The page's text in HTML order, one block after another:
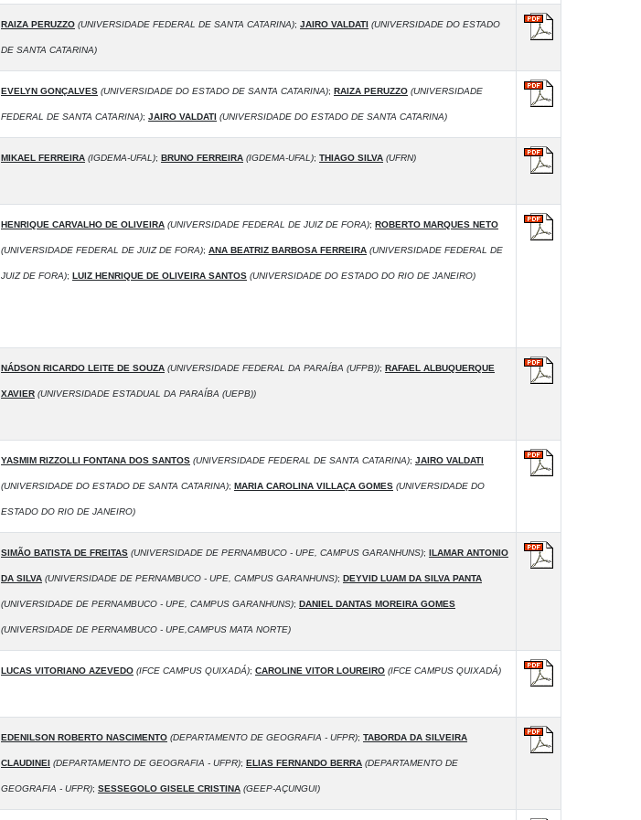
RAIZA PERUZZO (UNIVERSIDADE FEDERAL DE SANTA CATARINA); JAIRO VALDATI (UNIVERSIDADE DO ESTADO
DE SANTA CATARINA)
EVELYN GONÇALVES (UNIVERSIDADE DO ESTADO DE SANTA CATARINA); RAIZA PERUZZO (UNIVERSIDADE
FEDERAL DE SANTA CATARINA); JAIRO VALDATI (UNIVERSIDADE DO ESTADO DE SANTA CATARINA)
MIKAEL FERREIRA (IGDEMA-UFAL); BRUNO FERREIRA (IGDEMA-UFAL); THIAGO SILVA (UFRN)
HENRIQUE CARVALHO DE OLIVEIRA (UNIVERSIDADE FEDERAL DE JUIZ DE FORA); ROBERTO MARQUES NETO
(UNIVERSIDADE FEDERAL DE JUIZ DE FORA); ANA BEATRIZ BARBOSA FERREIRA (UNIVERSIDADE FEDERAL DE
JUIZ DE FORA); LUIZ HENRIQUE DE OLIVEIRA SANTOS (UNIVERSIDADE DO ESTADO DO RIO DE JANEIRO)
NÁDSON RICARDO LEITE DE SOUZA (UNIVERSIDADE FEDERAL DA PARAÍBA (UFPB)); RAFAEL ALBUQUERQUE
XAVIER (UNIVERSIDADE ESTADUAL DA PARAÍBA (UEPB))
YASMIM RIZZOLLI FONTANA DOS SANTOS (UNIVERSIDADE FEDERAL DE SANTA CATARINA); JAIRO VALDATI
(UNIVERSIDADE DO ESTADO DE SANTA CATARINA); MARIA CAROLINA VILLAÇA GOMES (UNIVERSIDADE DO
ESTADO DO RIO DE JANEIRO)
SIMÃO BATISTA DE FREITAS (UNIVERSIDADE DE PERNAMBUCO - UPE, CAMPUS GARANHUNS); ILAMAR ANTONIO
DA SILVA (UNIVERSIDADE DE PERNAMBUCO - UPE, CAMPUS GARANHUNS); DEYVID LUAM DA SILVA PANTA
(UNIVERSIDADE DE PERNAMBUCO - UPE, CAMPUS GARANHUNS); DANIEL DANTAS MOREIRA GOMES
(UNIVERSIDADE DE PERNAMBUCO - UPE,CAMPUS MATA NORTE)
LUCAS VITORIANO AZEVEDO (IFCE CAMPUS QUIXADÁ); CAROLINE VITOR LOUREIRO (IFCE CAMPUS QUIXADÁ)
EDENILSON ROBERTO NASCIMENTO (DEPARTAMENTO DE GEOGRAFIA - UFPR); TABORDA DA SILVEIRA
CLAUDINEI (DEPARTAMENTO DE GEOGRAFIA - UFPR); ELIAS FERNANDO BERRA (DEPARTAMENTO DE
GEOGRAFIA - UFPR); SESSEGOLO GISELE CRISTINA (GEEP-AÇUNGUI)